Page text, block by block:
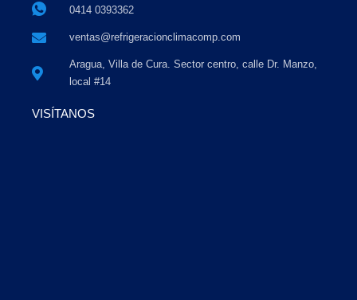
0414 0393362
ventas@refrigeracionclimacomp.com
Aragua, Villa de Cura. Sector centro, calle Dr. Manzo,
local #14
VISÍTANOS